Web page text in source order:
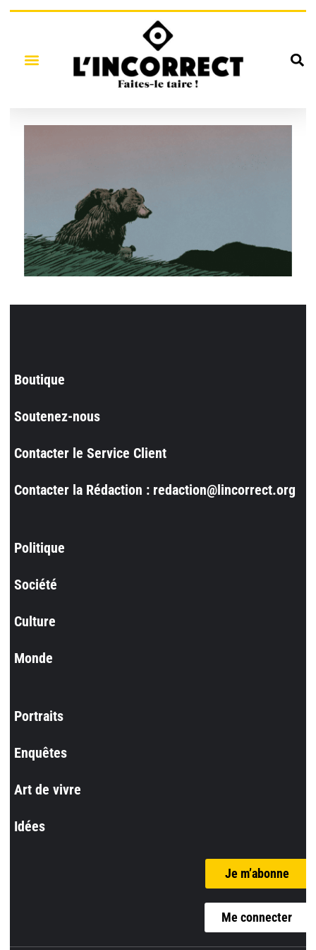
Boutique
Soutenez-nous
Contacter le Service Client
Contacter la Rédaction : redaction@lincorrect.org
Politique
Société
Culture
Monde
Portraits
Enquêtes
Art de vivre
Idées
Je m’abonne
Me connecter